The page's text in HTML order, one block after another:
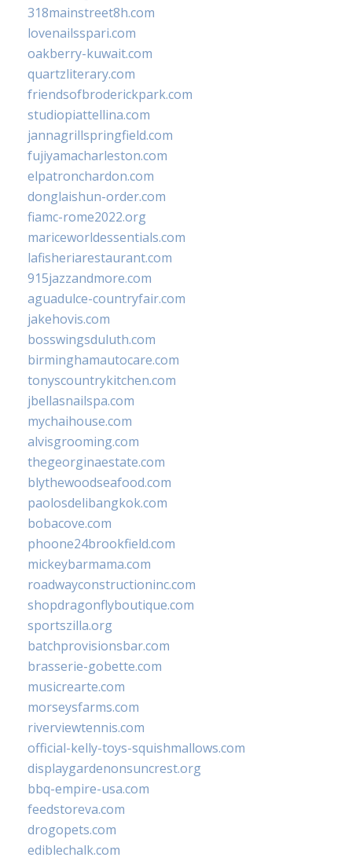
318mainstreet8h.com
lovenailsspari.com
oakberry-kuwait.com
quartzliterary.com
friendsofbroderickpark.com
studiopiattellina.com
jannagrillspringfield.com
fujiyamacharleston.com
elpatronchardon.com
donglaishun-order.com
fiamc-rome2022.org
mariceworldessentials.com
lafisheriarestaurant.com
915jazzandmore.com
aguadulce-countryfair.com
jakehovis.com
bosswingsduluth.com
birminghamautocare.com
tonyscountrykitchen.com
jbellasnailspa.com
mychaihouse.com
alvisgrooming.com
thegeorginaestate.com
blythewoodseafood.com
paolosdelibangkok.com
bobacove.com
phoone24brookfield.com
mickeybarmama.com
roadwayconstructioninc.com
shopdragonflyboutique.com
sportszilla.org
batchprovisionsbar.com
brasserie-gobette.com
musicrearte.com
morseysfarms.com
riverviewtennis.com
official-kelly-toys-squishmallows.com
displaygardenonsuncrest.org
bbq-empire-usa.com
feedstoreva.com
drogopets.com
ediblechalk.com